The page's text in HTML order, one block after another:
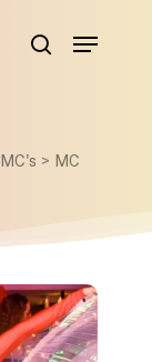
Menu
MC's > MC